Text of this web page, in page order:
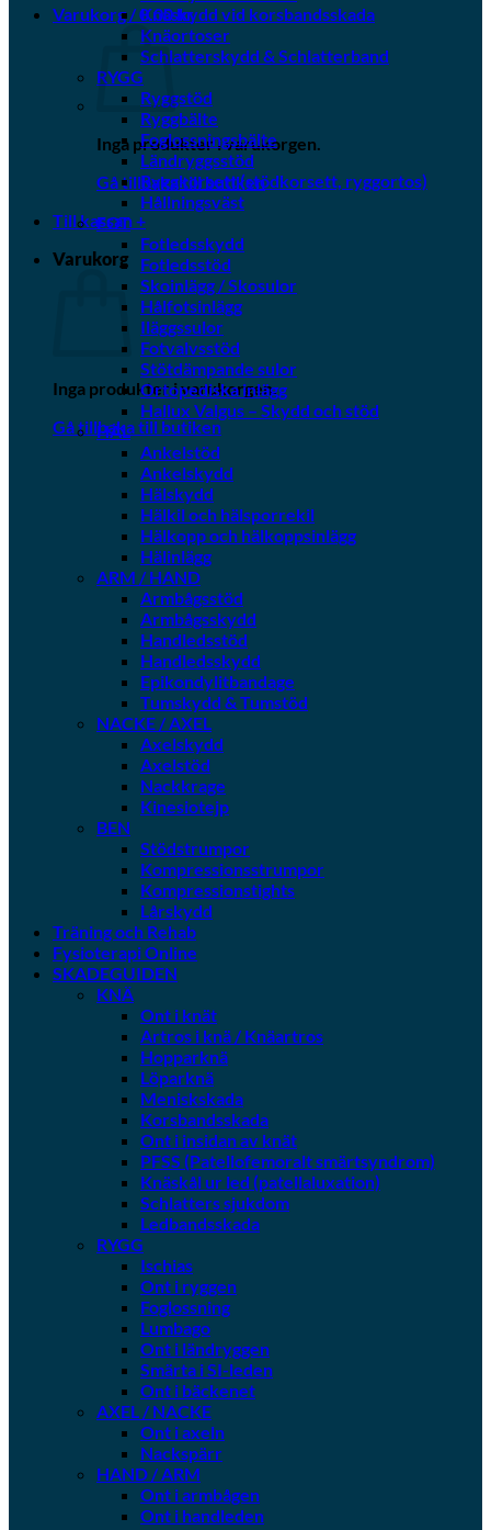
Varukorg /0.00kr
Inga produkter i varukorgen.
Gå tillbaka till butiken
Till kassan+
Varukorg
Inga produkter i varukorgen.
Gå tillbaka till butiken
Knäskydd vid korsbandsskada
Knäortoser
Schlatterskydd & Schlatterband
RYGG
Ryggstöd
Ryggbälte
Foglossningsbälte
Ländryggsstöd
Ryggkorsett (stödkorsett, ryggortos)
Hållningsväst
FOT
Fotledsskydd
Fotledsstöd
Skoinlägg / Skosulor
Hålfotsinlägg
Iläggssulor
Fotvalvsstöd
Stötdämpande sulor
Ortopediska inlägg
Hallux Valgus – Skydd och stöd
HÄL
Ankelstöd
Ankelskydd
Hälskydd
Hälkil och hälsporrekil
Hälkopp och hälkoppsinlägg
Hälinlägg
ARM / HAND
Armbågsstöd
Armbågsskydd
Handledsstöd
Handledsskydd
Epikondylitbandage
Tumskydd & Tumstöd
NACKE / AXEL
Axelskydd
Axelstöd
Nackkrage
Kinesiotejp
BEN
Stödstrumpor
Kompressionsstrumpor
Kompressionstights
Lårskydd
Träning och Rehab
Fysioterapi Online
SKADEGUIDEN
KNÄ
Ont i knät
Artros i knä / Knäartros
Hopparknä
Löparknä
Meniskskada
Korsbandsskada
Ont i insidan av knät
PFSS (Patellofemoralt smärtsyndrom)
Knäskål ur led (patellaluxation)
Schlatters sjukdom
Ledbandsskada
RYGG
Ischias
Ont i ryggen
Foglossning
Lumbago
Ont i ländryggen
Smärta i SI-leden
Ont i bäckenet
AXEL / NACKE
Ont i axeln
Nackspärr
HAND / ARM
Ont i armbågen
Ont i handleden